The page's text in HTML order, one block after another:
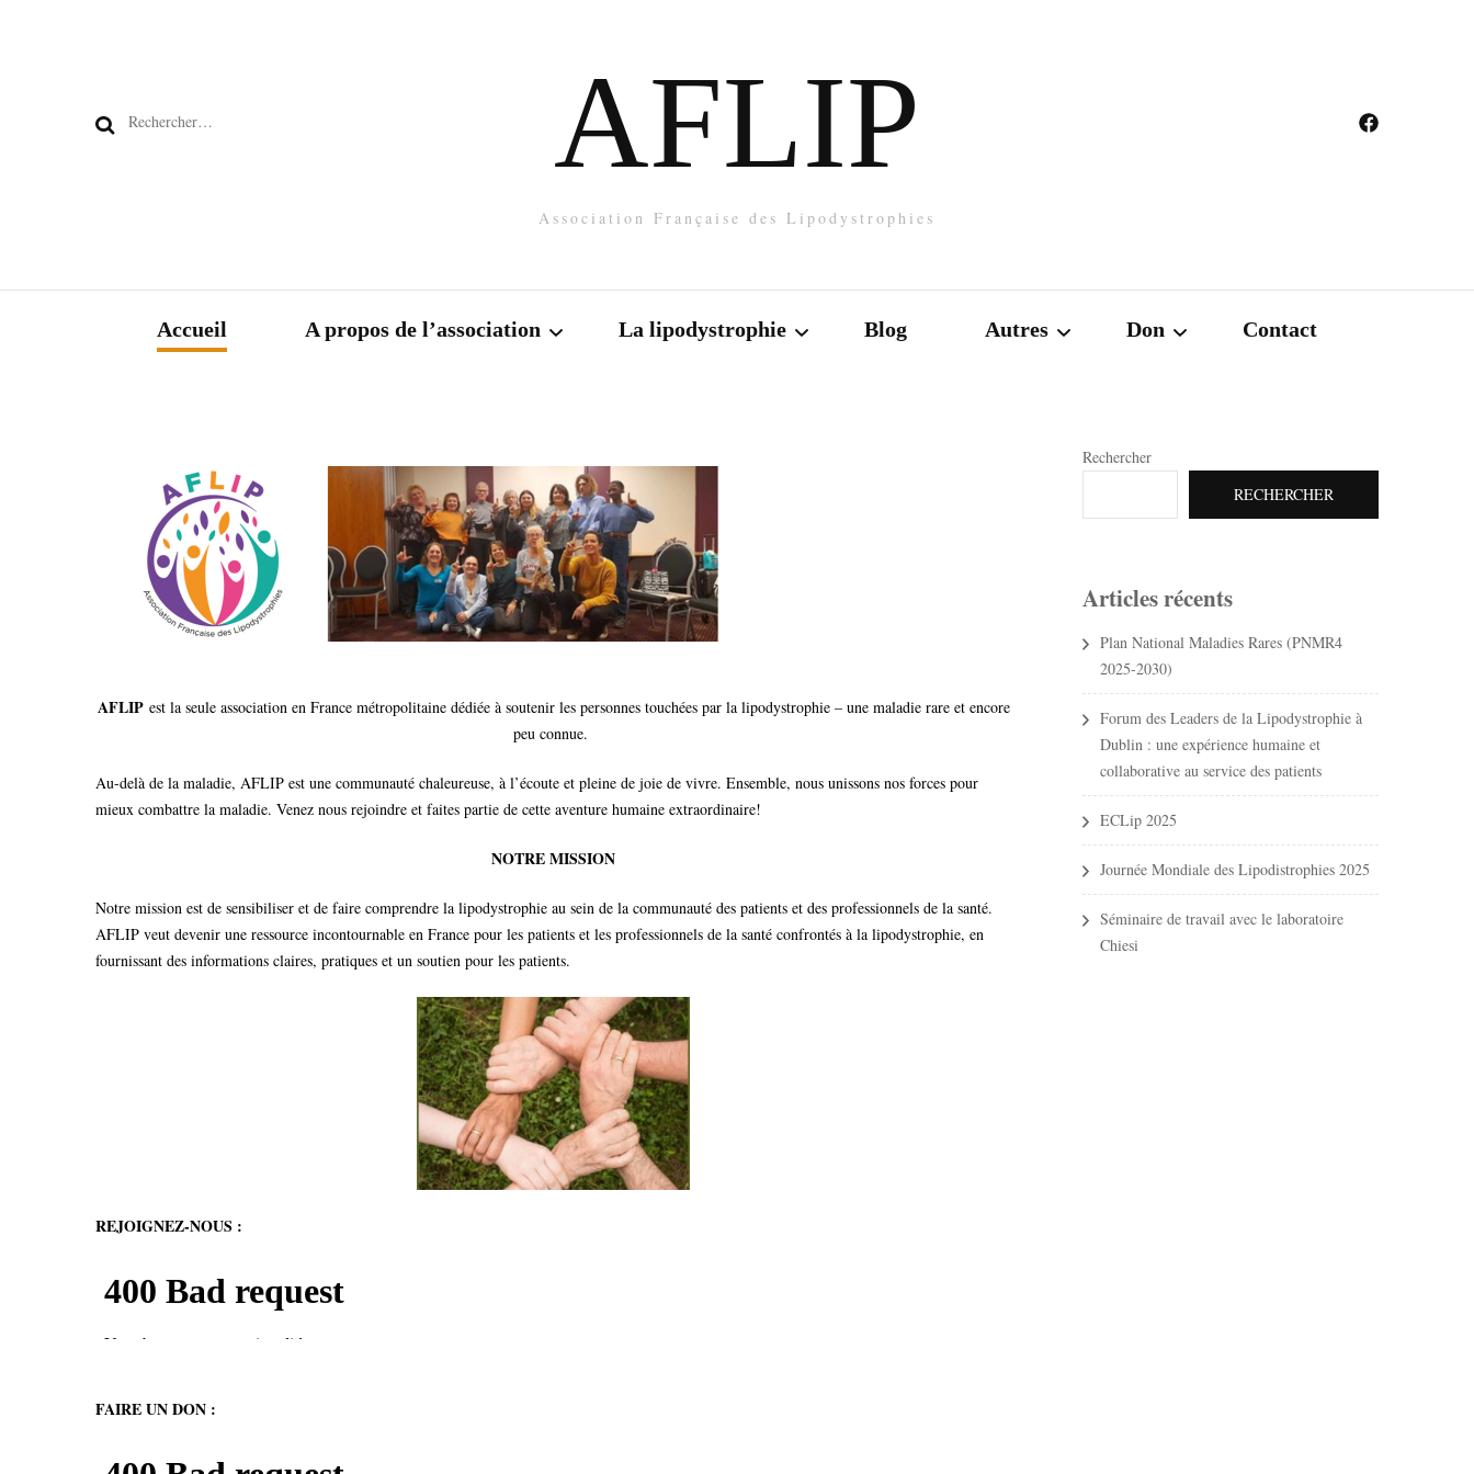
Rechercher : AFLIP
Association Française des Lipodystrophies
Accueil A propos de l’association
Les membres
La lipodystrophie
lipodystrophies
Témoignages
Centre de référence
Blog Autres
Les sites de références
Bibliographie et
Don Contact
AFLIP est la seule association en France métropolitaine dédiée à soutenir les personnes touchées par la lipodystrophie – une maladie rare et encore
peu connue.
Au-delà de la maladie, AFLIP est une communauté chaleureuse, à l’écoute et pleine de joie de vivre. Ensemble, nous unissons nos forces pour
mieux combattre la maladie. Venez nous rejoindre et faites partie de cette aventure humaine extraordinaire!
NOTRE MISSION
Notre mission est de sensibiliser et de faire comprendre la lipodystrophie au sein de la communauté des patients et des professionnels de la santé.
AFLIP veut devenir une ressource incontournable en France pour les patients et les professionnels de la santé confrontés à la lipodystrophie, en
fournissant des informations claires, pratiques et un soutien pour les patients.
REJOIGNEZ-NOUS :
FAIRE UN DON :
Rechercher
RECHERCHER
Articles récents
Plan National Maladies Rares (PNMR4
2025-2030)
Forum des Leaders de la Lipodystrophie à
Dublin : une expérience humaine et
collaborative au service des patients
ECLip 2025
Journée Mondiale des Lipodistrophies 2025
Séminaire de travail avec le laboratoire
Chiesi